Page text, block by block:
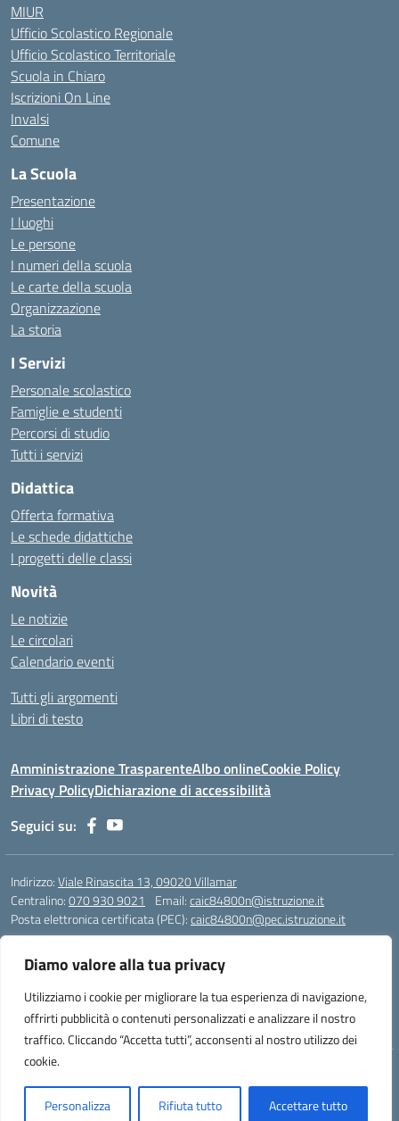
Diamo valore alla tua privacy
Utilizziamo i cookie per migliorare la tua esperienza di navigazione,
offrirti pubblicità o contenuti personalizzati e analizzare il nostro
traffico. Cliccando “Accetta tutti”, acconsenti al nostro utilizzo dei
cookie.
Personalizza Rifiuta tutto Accettare tutto
MIUR
Ufficio Scolastico Regionale
Ufficio Scolastico Territoriale
Scuola in Chiaro
Iscrizioni On Line
Invalsi
Comune
La Scuola
Presentazione
I luoghi
Le persone
I numeri della scuola
Le carte della scuola
Organizzazione
La storia
I Servizi
Personale scolastico
Famiglie e studenti
Percorsi di studio
Tutti i servizi
Didattica
Offerta formativa
Le schede didattiche
I progetti delle classi
Novità
Le notizie
Le circolari
Calendario eventi
Tutti gli argomenti
Libri di testo
Amministrazione TrasparenteAlbo onlineCookie Policy
Privacy PolicyDichiarazione di accessibilità
Seguici su:
Indirizzo:Viale Rinascita 13, 09020 Villamar
Centralino:070 930 9021 Email:caic84800n@istruzione.it
Posta elettronica certificata (PEC):caic84800n@pec.istruzione.it
Codice meccanografico:CAIC84800N
Codice Indice delle Pubbliche Amministrazioni (IPA): istsc_caic84800n
Codice unico di fatturazione (CUF): UFTHSC